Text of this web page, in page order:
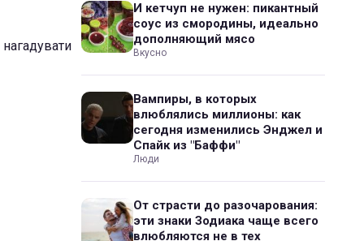
И кетчуп не нужен: пикантный
соус из смородины, идеально
дополняющий мясо
Вкусно
Вампиры, в которых
влюблялись миллионы: как
сегодня изменились Энджел и
Спайк из "Баффи"
Люди
От страсти до разочарования:
эти знаки Зодиака чаще всего
влюбляются не в тех